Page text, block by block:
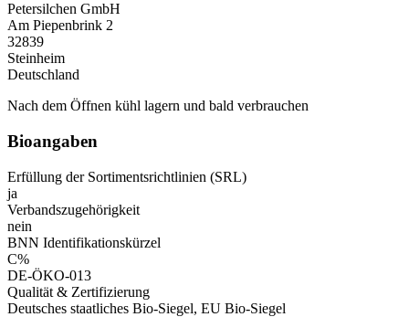
Petersilchen GmbH
Am Piepenbrink 2
32839
Steinheim
Deutschland
Nach dem Öffnen kühl lagern und bald verbrauchen
Bioangaben
Erfüllung der Sortimentsrichtlinien (SRL)
ja
Verbandszugehörigkeit
nein
BNN Identifikationskürzel
C%
DE-ÖKO-013
Qualität & Zertifizierung
Deutsches staatliches Bio-Siegel, EU Bio-Siegel